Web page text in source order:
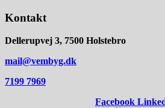
Kontakt
Dellerupvej 3, 7500 Holstebro
mail@vembyg.dk
7199 7969
Facebook